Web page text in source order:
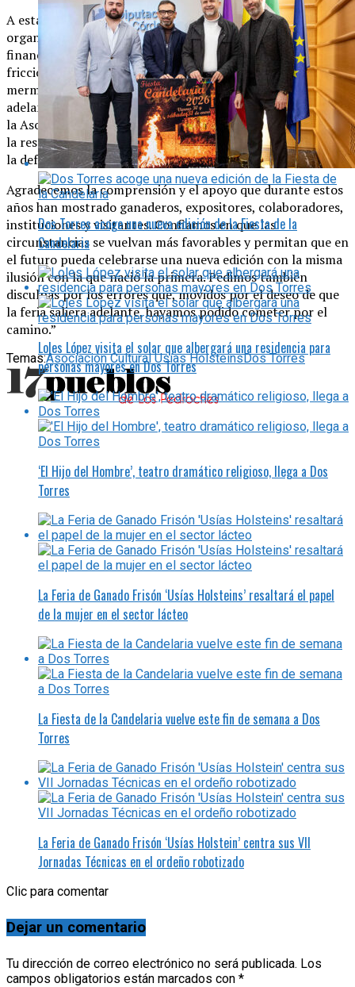
A esta situación se suman los retos que cada año entraña la
organización de la feria monográfica. Las dificultades
financieras para completar el presupuesto han generado
fricciones con las administraciones públicas y han
mermado la motivación e ilusión necesarias para sacar
adelante un evento de esta importancia.Con esta decisión,
la Asociación Usías Holsteins reafirma su compromiso con
la responsabilidad sanitaria, la transparencia económica y
la defensa del sector bovino.
Agradecemos la comprensión y el apoyo que durante estos
años han mostrado ganaderos, expositores, colaboradores,
instituciones y visitantes. Confiamos en que las
circunstancias se vuelvan más favorables y permitan que en
el futuro pueda celebrarse una nueva edición con la misma
ilusión con la que nació la primera. Pedimos también
disculpas por los errores que, movidos por el deseo de que
la feria saliera adelante, hayamos podido cometer por el
camino.”
Temas:Asociación Cultural Usías HolsteinsDos Torres
Dos Torres acoge una nueva edición de la Fiesta de la
Candelaria
Loles López visita el solar que albergará una residencia para
personas mayores en Dos Torres
‘El Hijo del Hombre’, teatro dramático religioso, llega a Dos
Torres
La Feria de Ganado Frisón ‘Usías Holsteins’ resaltará el papel
de la mujer en el sector lácteo
La Fiesta de la Candelaria vuelve este fin de semana a Dos
Torres
La Feria de Ganado Frisón ‘Usías Holstein’ centra sus VII
Jornadas Técnicas en el ordeño robotizado
Clic para comentar
Dejar un comentario
Tu dirección de correo electrónico no será publicada. Los
campos obligatorios están marcados con *